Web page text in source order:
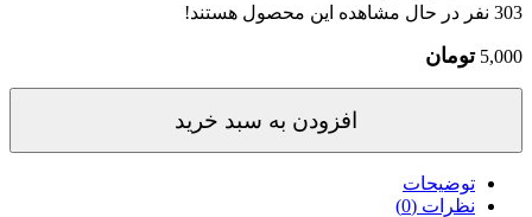
303 نفر در حال مشاهده این محصول هستند!
5,000 تومان
افزودن به سبد خرید
توضیحات
نظرات (0)